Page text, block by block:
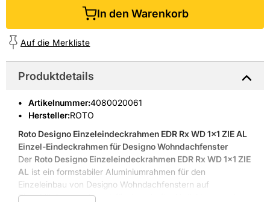
In den Warenkorb
Auf die Merkliste
Produktdetails
Artikelnummer:4080020061
Hersteller:ROTO
Roto Designo Einzeleindeckrahmen EDR Rx WD 1x1 ZIE AL
Einzel-Eindeckrahmen für Designo Wohndachfenster
Der Roto Designo Einzeleindeckrahmen EDR Rx WD 1x1 ZIE
AL ist ein formstabiler Aluminiumrahmen für den
Einzeleinbau von Designo Wohndachfenstern auf
Ziegeldächern und sorgt für dauerhafte Abdichtung und